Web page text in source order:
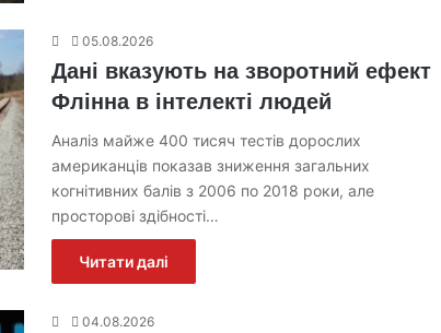
05.08.2026
Дані вказують на зворотний ефект
Флінна в інтелекті людей
Аналіз майже 400 тисяч тестів дорослих
американців показав зниження загальних
когнітивних балів з 2006 по 2018 роки, але
просторові здібності…
Читати далі
04.08.2026